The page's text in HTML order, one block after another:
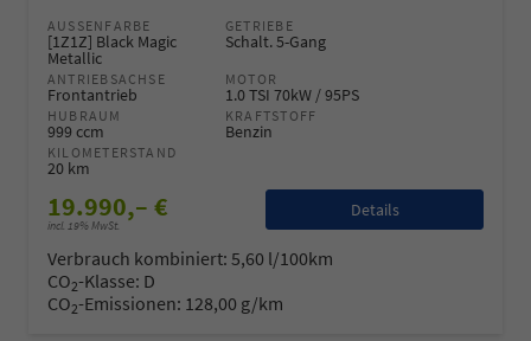
AUSSENFARBE
[1Z1Z] Black Magic
Metallic
GETRIEBE
Schalt. 5-Gang
ANTRIEBSACHSE
Frontantrieb
MOTOR
1.0 TSI 70kW / 95PS
HUBRAUM
999 ccm
KRAFTSTOFF
Benzin
KILOMETERSTAND
20 km
19.990,– €
incl. 19% MwSt.
Details
Verbrauch kombiniert: 5,60 l/100km
CO2-Klasse: D
CO2-Emissionen: 128,00 g/km